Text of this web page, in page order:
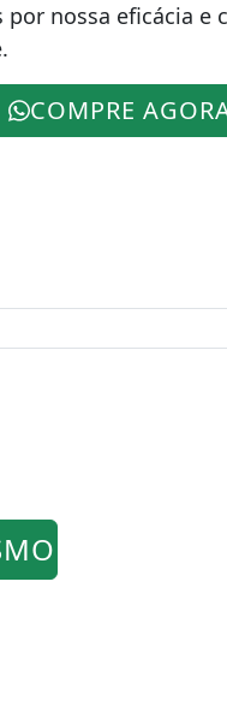
nossa eficácia e
COMPRE